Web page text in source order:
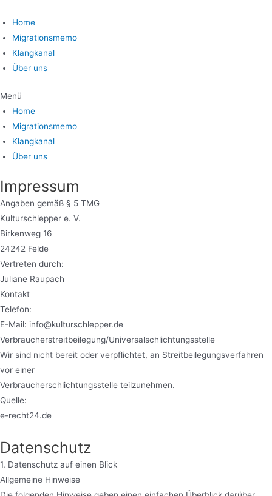
Home
Migrationsmemo
Klangkanal
Über uns
Menü
Home
Migrationsmemo
Klangkanal
Über uns
Impressum
Angaben gemäß § 5 TMG
Kulturschlepper e. V.
Birkenweg 16
24242 Felde
Vertreten durch:
Juliane Raupach
Kontakt
Telefon:
E-Mail: info@kulturschlepper.de
Verbraucherstreitbeilegung/Universalschlichtungsstelle
Wir sind nicht bereit oder verpflichtet, an Streitbeilegungsverfahren
vor einer
Verbraucherschlichtungsstelle teilzunehmen.
Quelle:
e-recht24.de
Datenschutz
1. Datenschutz auf einen Blick
Allgemeine Hinweise